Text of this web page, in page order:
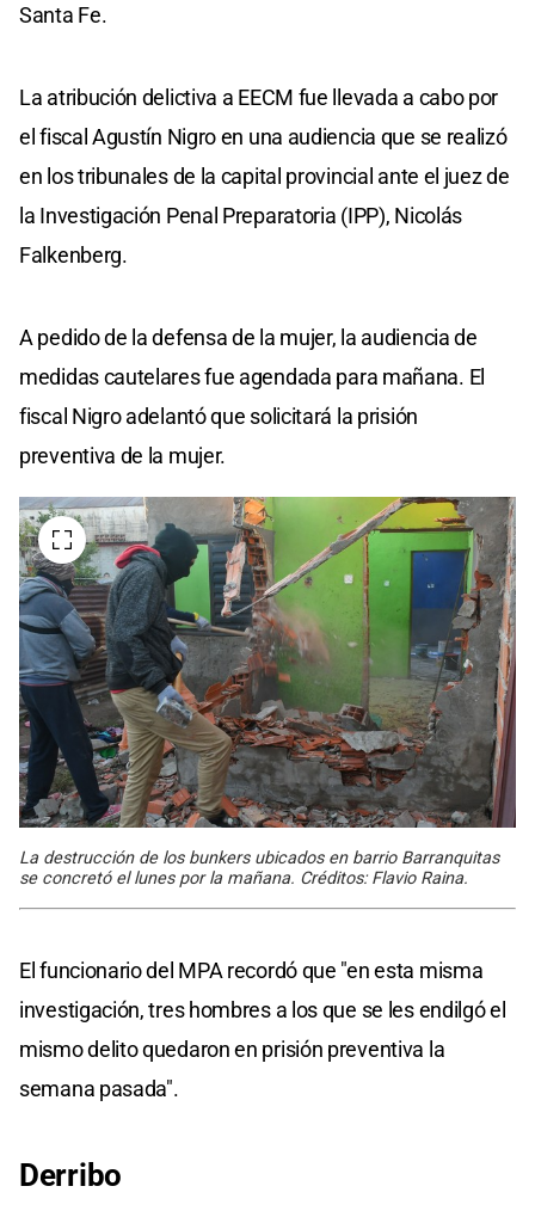
Santa Fe.
La atribución delictiva a EECM fue llevada a cabo por
el fiscal Agustín Nigro en una audiencia que se realizó
en los tribunales de la capital provincial ante el juez de
la Investigación Penal Preparatoria (IPP), Nicolás
Falkenberg.
A pedido de la defensa de la mujer, la audiencia de
medidas cautelares fue agendada para mañana. El
fiscal Nigro adelantó que solicitará la prisión
preventiva de la mujer.
La destrucción de los bunkers ubicados en barrio Barranquitas
se concretó el lunes por la mañana. Créditos: Flavio Raina.
El funcionario del MPA recordó que "en esta misma
investigación, tres hombres a los que se les endilgó el
mismo delito quedaron en prisión preventiva la
semana pasada".
Derribo